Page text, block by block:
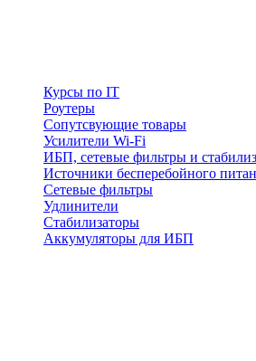
Курсы по IT
Роутеры
Сопутсвующие товары
Усилители Wi-Fi
ИБП, сетевые фильтры и
Источники бесперебойного
Сетевые фильтры
Удлинители
Стабилизаторы
Аккумуляторы для ИБП